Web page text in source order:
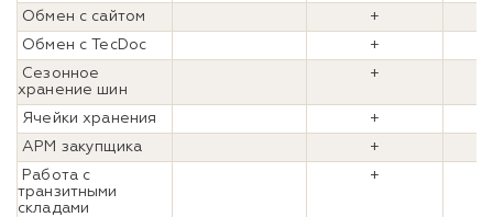
Обмен с сайтом
+
Обмен с TecDoc
+
Сезонное
хранение шин
+
Ячейки хранения
+
АРМ закупщика
+
Работа с
транзитными
складами
+